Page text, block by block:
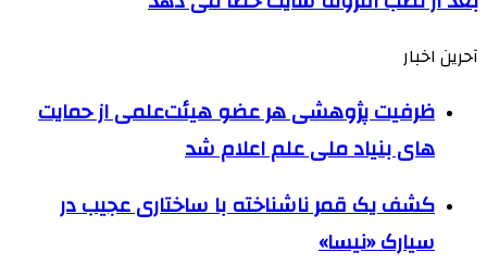
آحرین اخبار
ظرفیت پژوهشی هر عضو هیئت‌علمی از حمایت
های بنیاد ملی علم اعلام شد
کشف یک قمر ناشناخته با ساختاری عجیب در
سیارک «نیسا»